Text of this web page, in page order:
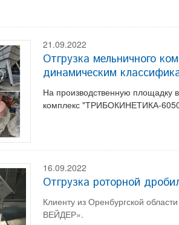
21.09.2022
Отгрузка мельничного
динамическим
На производственную площадку
комплекс "ТРИБОКИНЕТИКА-
16.09.2022
Отгрузка роторной
Клиенту из Оренбургской
ВЕЙДЕР».